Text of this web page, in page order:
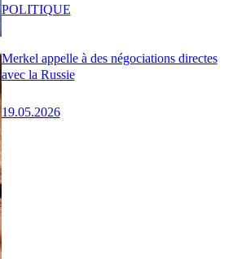
Merkel appelle à des négociations directes
avec la Russie
19.05.2026
POLITIQUE